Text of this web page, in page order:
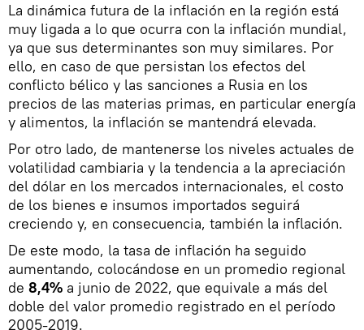
La dinámica futura de la inflación en la región está
muy ligada a lo que ocurra con la inflación mundial,
ya que sus determinantes son muy similares. Por
ello, en caso de que persistan los efectos del
conflicto bélico y las sanciones a Rusia en los
precios de las materias primas, en particular energía
y alimentos, la inflación se mantendrá elevada.
Por otro lado, de mantenerse los niveles actuales de
volatilidad cambiaria y la tendencia a la apreciación
del dólar en los mercados internacionales, el costo
de los bienes e insumos importados seguirá
creciendo y, en consecuencia, también la inflación.
De este modo, la tasa de inflación ha seguido
aumentando, colocándose en un promedio regional
de 8,4% a junio de 2022, que equivale a más del
doble del valor promedio registrado en el período
2005-2019.